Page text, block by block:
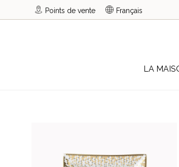
Points de vente Français
LA